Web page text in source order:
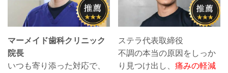
マーメイド歯科クリニック
院長
いつも寄り添った対応で、
ステラ代表取締役
不調の本当の原因をしっか
り見つけ出し、痛みの軽減